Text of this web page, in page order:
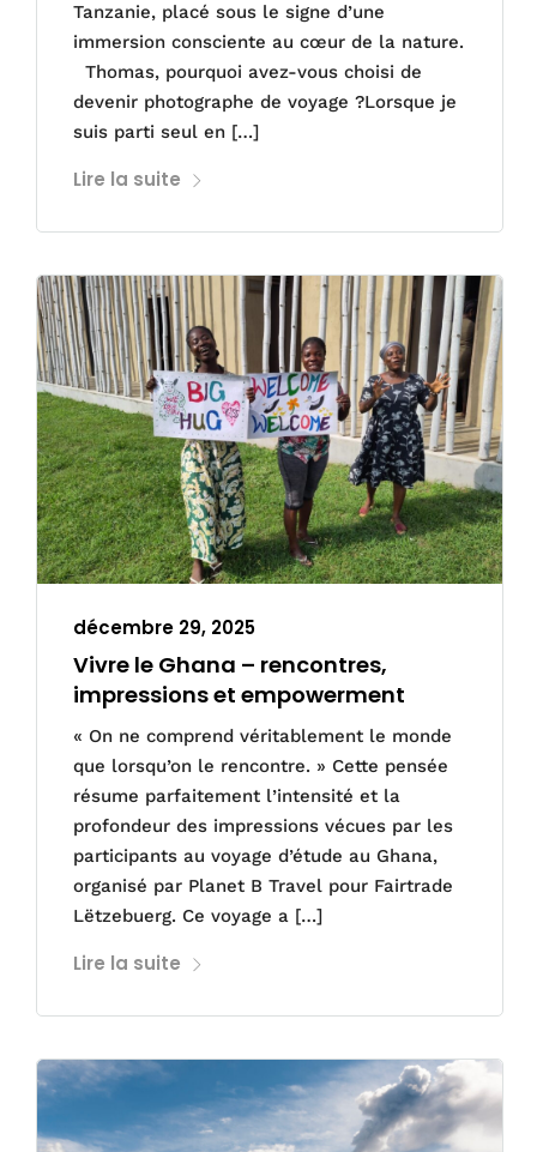
Tanzanie, placé sous le signe d’une
immersion consciente au cœur de la nature.
Thomas, pourquoi avez-vous choisi de
devenir photographe de voyage ?Lorsque je
suis parti seul en […]
Lire la suite
décembre 29, 2025
Vivre le Ghana – rencontres,
impressions et empowerment
« On ne comprend véritablement le monde
que lorsqu’on le rencontre. » Cette pensée
résume parfaitement l’intensité et la
profondeur des impressions vécues par les
participants au voyage d’étude au Ghana,
organisé par Planet B Travel pour Fairtrade
Lëtzebuerg. Ce voyage a […]
Lire la suite